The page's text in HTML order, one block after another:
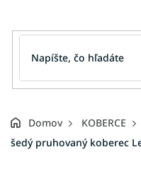
Domov KOBERCE
šedý pruhovaný koberec